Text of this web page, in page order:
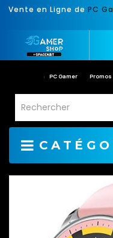
Vente en Ligne de PC
PC Gamer Promos